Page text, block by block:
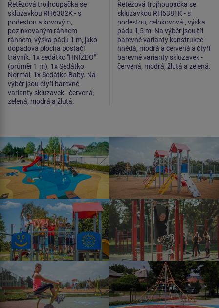
Řetězová trojhoupačka se
skluzavkou RH6382K - s
podestou a kovovým,
pozinkovaným ráhnem
ráhnem, výška pádu 1 m, jako
dopadová plocha postačí
trávník. 1x sedátko "HNÍZDO"
(průměr 1 m), 1x Sedátko
Normal, 1x Sedátko Baby. Na
výběr jsou čtyři barevné
varianty skluzavek - červená,
zelená, modrá a žlutá.
Řetězová trojhoupačka se
skluzavkou RH6381K - s
podestou, celokovová , výška
pádu 1,5 m. Na výběr jsou tři
barevné varianty konstrukce -
hnědá, modrá a červená a čtyři
barevné varianty skluzavek -
červená, modrá, žlutá a zelená.